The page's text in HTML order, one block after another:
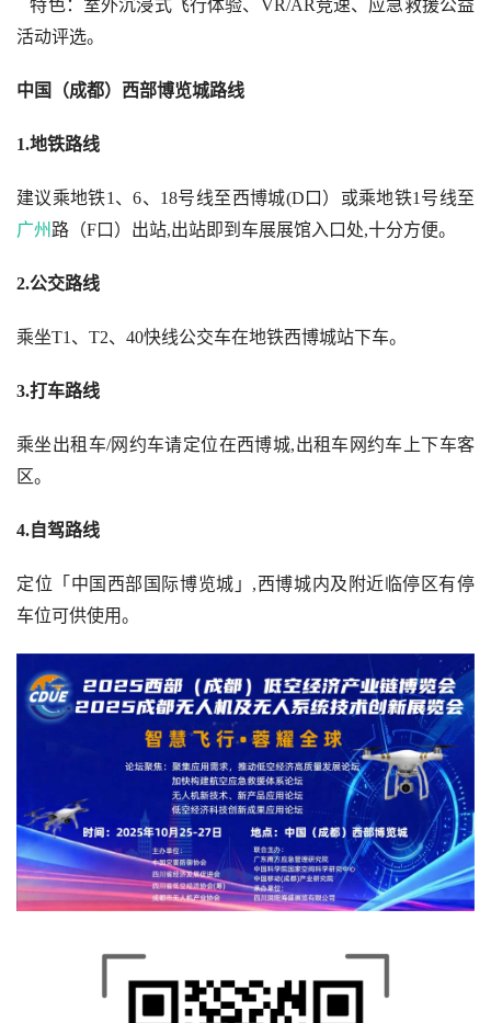
特色：室外沉浸式飞行体验、VR/AR竞速、应急救援公益
活动评选。
中国（成都）西部博览城路线
1.地铁路线
建议乘地铁1、6、18号线至西博城(D口）或乘地铁1号线至
广州 路（F口）出站,出站即到车展展馆入口处,十分方便。
2.公交路线
乘坐T1、T2、40快线公交车在地铁西博城站下车。
3.打车路线
乘坐出租车/网约车请定位在西博城,出租车网约车上下车客
区。
4.自驾路线
定位「中国西部国际博览城」,西博城内及附近临停区有停
车位可供使用。